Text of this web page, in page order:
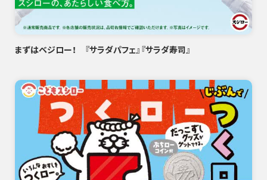
まずはベジロー！ 『サラダパフェ』『サラダ寿司』